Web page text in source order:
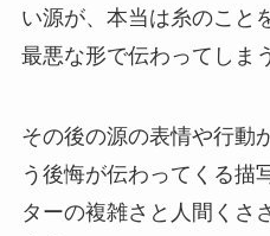
い源が、本当は糸のこと
最悪な形で伝わってしま
その後の源の表情や行動
う後悔が伝わってくる描
ターの複雑さと人間くさ